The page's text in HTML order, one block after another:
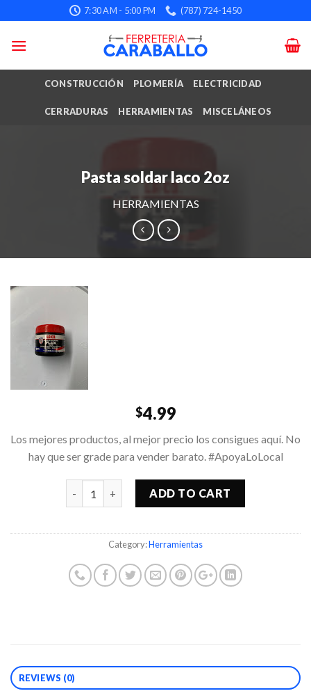
to
content
7:30 AM - 5:00 PM (787) 724-1450
CONSTRUCCIÓN PLOMERÍA ELECTRICIDAD
CERRADURAS HERRAMIENTAS MISCELÁNEOS
Pasta soldar laco 2oz
HERRAMIENTAS
$4.99
Los mejores productos, al mejor precio los consigues aquí. No
hay que ser grade para vender barato. #ApoyaLoLocal
ADD TO CART
Category:Herramientas
REVIEWS (0)